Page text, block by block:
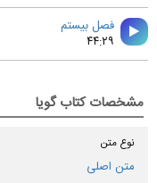
فصل شانزدهم
۲۷:۵۴
۲۹:۴۵
۴۹:۳۱